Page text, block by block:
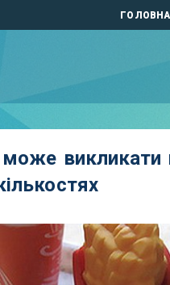
ГОЛОВНА
викликати